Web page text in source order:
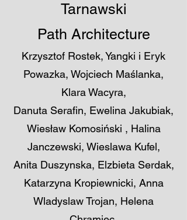
Tarnawski
Path Architecture
Krzysztof Rostek, Yangki i Eryk
Powazka, Wojciech Maślanka,
Klara Wacyra,
Danuta Serafin, Ewelina Jakubiak,
Wiesław Komosiński , Halina
Janczewski, Wieslawa Kufel,
Anita Duszynska, Elzbieta Serdak,
Katarzyna Kropiewnicki, Anna
Wladyslaw Trojan, Helena